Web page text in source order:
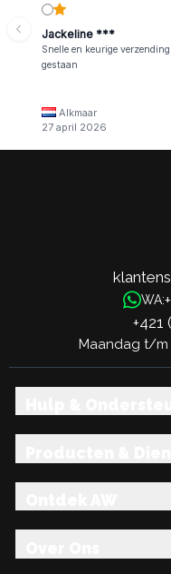
Jackeline ***
Snelle en keurige
gestaan
Alkmaar
27 april 2026
WA:
+421
Maandag t/m